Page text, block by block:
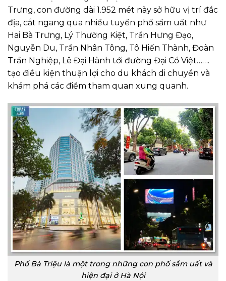
Trưng, con đường dài 1.952 mét này sở hữu vị trí đắc
địa, cắt ngang qua nhiều tuyến phố sầm uất như
Hai Bà Trưng, Lý Thường Kiệt, Trần Hưng Đạo,
Nguyễn Du, Trần Nhân Tông, Tô Hiến Thành, Đoàn
Trần Nghiệp, Lê Đại Hành tới đường Đại Cổ Việt…….
tạo điều kiện thuận lợi cho du khách di chuyển và
khám phá các điểm tham quan xung quanh.
Phố Bà Triệu là một trong những con phố sầm uất và
hiện đại ở Hà Nội